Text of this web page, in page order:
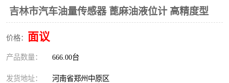
吉林市汽车油量传感器 蓖麻油液位计 高精度型
价格： 面议
产品数量： 666.00台
发货地址： 河南省郑州中原区